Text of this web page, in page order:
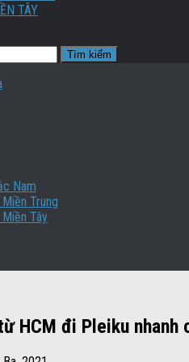
TÂY
Nam
Trung
Tây
HCM đi Pleiku nhanh